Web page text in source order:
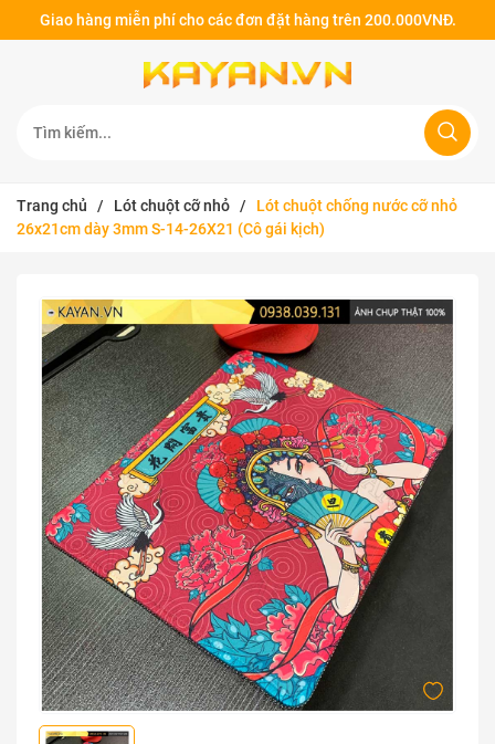
Giao hàng miễn phí cho các đơn đặt hàng trên 200.000VNĐ.
Trang chủ / Lót chuột cỡ nhỏ /
Lót chuột chống nước cỡ nhỏ
26x21cm dày 3mm S-14-26X21 (Cô gái kịch)